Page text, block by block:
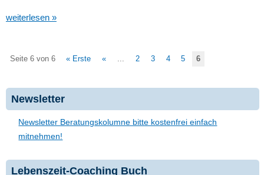
weiterlesen »
Seite 6 von 6 « Erste « ... 2 3 4 5 6
Newsletter
Newsletter Beratungskolumne bitte kostenfrei einfach
mitnehmen!
Lebenszeit-Coaching Buch